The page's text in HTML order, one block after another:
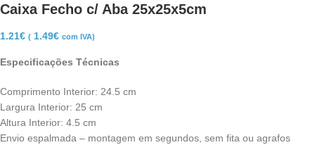
Caixa Fecho c/ Aba 25x25x5cm
1.21€ ( 1.49€ com IVA)
Especificações Técnicas
Comprimento Interior: 24.5 cm
Largura Interior: 25 cm
Altura Interior: 4.5 cm
Envio espalmada – montagem em segundos, sem fita ou agrafos